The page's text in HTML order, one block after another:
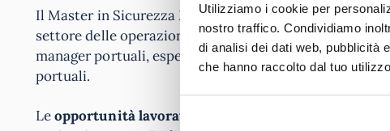
Utilizziamo i cookie per
nostro traffico. Condividiamo
di analisi dei dati web, pubblicità
che hanno raccolto dal tuo
Il Master in Sicurezza Marittima e Portuale apre le
settore delle operazioni marittime e portuali. I
manager portuali, esperti in logistica marittima,
portuali.
Leopportunità lavorative
spaziano dal settore